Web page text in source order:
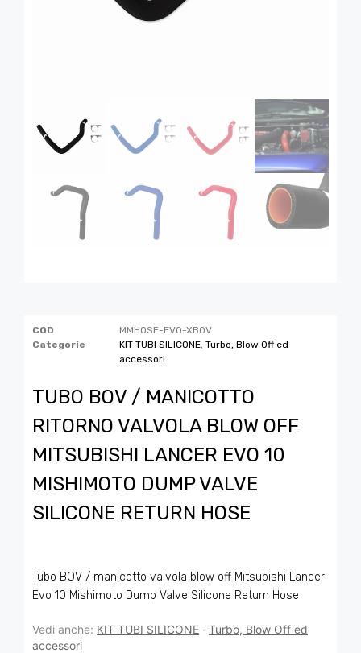
COD
MMHOSE-EVO-XBOV
Categorie
KIT TUBI SILICONE Turbo, Blow Off ed
accessori
TUBO BOV / MANICOTTO
RITORNO VALVOLA BLOW OFF
MITSUBISHI LANCER EVO 10
MISHIMOTO DUMP VALVE
SILICONE RETURN HOSE
Tubo BOV / manicotto valvola blow off Mitsubishi Lancer
Evo 10 Mishimoto Dump Valve Silicone Return Hose
Vedi anche: KIT TUBI SILICONE · Turbo, Blow Off ed
accessori